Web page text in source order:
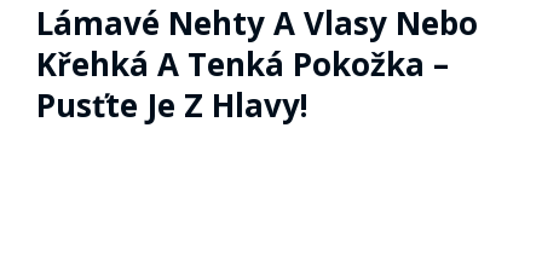
Lámavé Nehty A Vlasy Nebo
Křehká A Tenká Pokožka –
Pusťte Je Z Hlavy!